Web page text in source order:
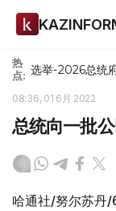
热
点: 选举-2026总统
08:36, 01 6月 2022
总统向一批
哈通社/努尔苏丹